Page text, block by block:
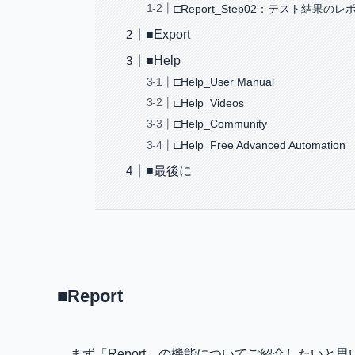
□Report_Step02：テスト結果のレ
■Export
■Help
□Help_User Manual
□Help_Videos
□Help_Community
□Help_Free Advanced Automation
■最後に
■Report